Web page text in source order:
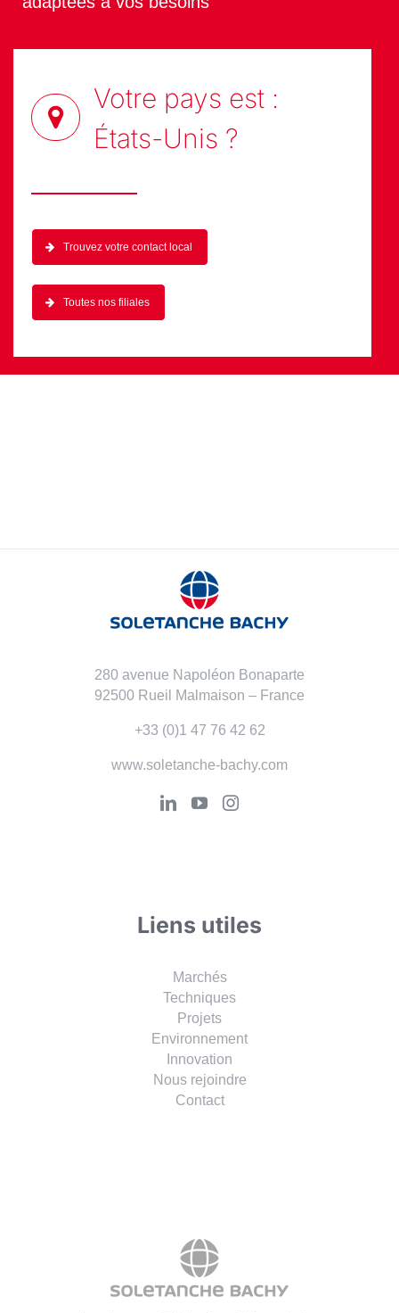
adaptées à vos besoins
Votre pays est :
États-Unis ?
Trouvez votre contact local
Toutes nos filiales
280 avenue Napoléon Bonaparte
92500 Rueil Malmaison – France
+33 (0)1 47 76 42 62
www.soletanche-bachy.com
Liens utiles
Marchés
Techniques
Projets
Environnement
Innovation
Nous rejoindre
Contact